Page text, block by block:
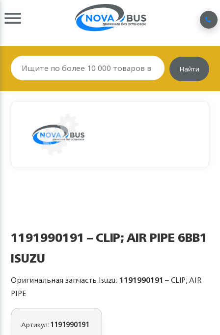
Найти
1191990191 – CLIP; AIR PIPE 6BB1
ISUZU
Оригинальная запчасть Isuzu: 1191990191– CLIP; AIR
PIPE
Артикул:1191990191